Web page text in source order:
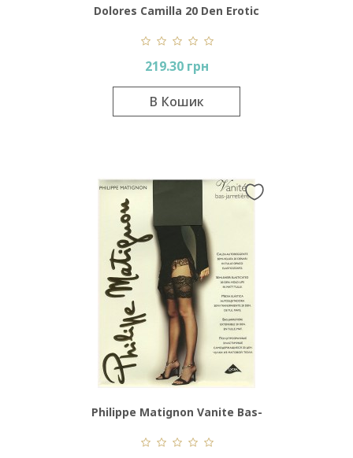
Dolores Camilla 20 Den Erotic
Line
219.30 грн
В Кошик
Philippe Matignon Vanite Bas-
Jarretiere